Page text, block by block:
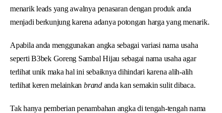
menarik leads yang awalnya penasaran dengan produk anda
menjadi berkunjung karena adanya potongan harga yang menarik.
Apabila anda menggunakan angka sebagai variasi nama usaha
seperti B3bek Goreng Sambal Hijau sebagai nama usaha agar
terlihat unik maka hal ini sebaiknya dihindari karena alih-alih
terlihat keren melainkan brand anda kan semakin sulit dibaca.
Tak hanya pemberian penambahan angka di tengah-tengah nama